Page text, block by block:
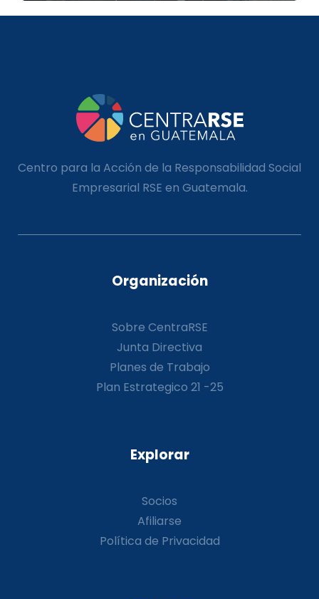
Centro para la Acción de la Responsabilidad Social
Empresarial RSE en Guatemala.
Organización
Sobre CentraRSE
Junta Directiva
Planes de Trabajo
Plan Estrategico 21 -25
Explorar
Socios
Afiliarse
Política de Privacidad